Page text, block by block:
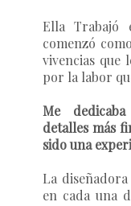
Ella Trabajó
comenzó
vivencias que
por la labor
Me dedicaba
detalles más
sido una
La
en cada una